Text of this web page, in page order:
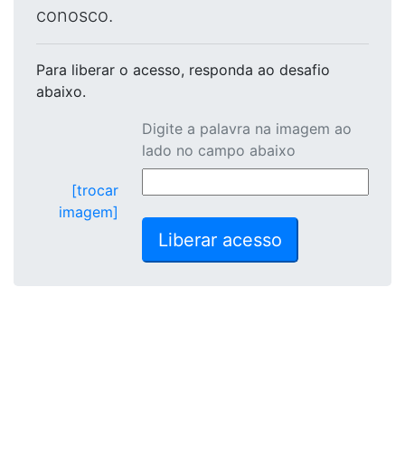
conosco.
Para liberar o acesso, responda ao desafio
abaixo.
[trocar
imagem]
Digite a palavra na imagem ao
lado no campo abaixo